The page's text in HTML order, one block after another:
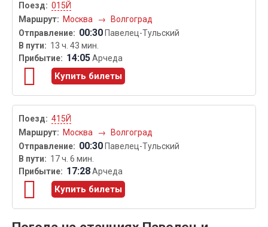
015Й
Москва
→ Волгоград
00:30 Павелец-Тульский
13 ч. 43 мин.
14:05Арчеда
Купить билеты
415Й
Москва
→ Волгоград
00:30 Павелец-Тульский
17 ч. 6 мин.
17:28Арчеда
Купить билеты